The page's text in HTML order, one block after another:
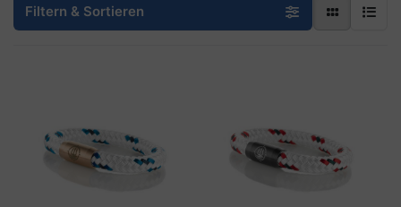
Filtern & Sortieren